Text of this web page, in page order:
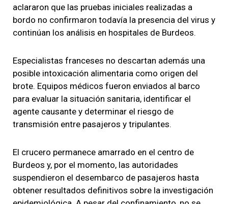
aclararon que las pruebas iniciales realizadas a
bordo no confirmaron todavía la presencia del virus y
continúan los análisis en hospitales de Burdeos.
Especialistas franceses no descartan además una
posible intoxicación alimentaria como origen del
brote. Equipos médicos fueron enviados al barco
para evaluar la situación sanitaria, identificar el
agente causante y determinar el riesgo de
transmisión entre pasajeros y tripulantes.
El crucero permanece amarrado en el centro de
Burdeos y, por el momento, las autoridades
suspendieron el desembarco de pasajeros hasta
obtener resultados definitivos sobre la investigación